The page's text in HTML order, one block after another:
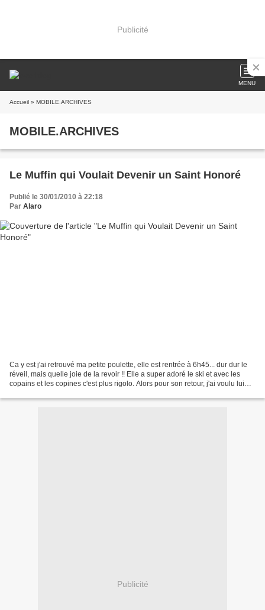
Publicité
MENU
Accueil » MOBILE.ARCHIVES
MOBILE.ARCHIVES
Le Muffin qui Voulait Devenir un Saint Honoré
Publié le 30/01/2010 à 22:18
Par Alaro
Ca y est j'ai retrouvé ma petite poulette, elle est rentrée à 6h45... dur dur le
réveil, mais quelle joie de la revoir !! Elle a super adoré le ski et avec les
copains et les copines c'est plus rigolo. Alors pour son retour, j'ai voulu lui
Publicité